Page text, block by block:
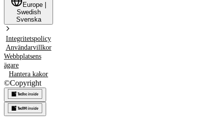
Europe
Swedish
Svenska
Integritetspolicy
Användarvillkor
Webbplatsens
ägare
Hantera kakor
©Copyright